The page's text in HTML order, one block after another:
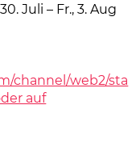
Juli – Fr., 3. Aug
channel/web2/sta
auf